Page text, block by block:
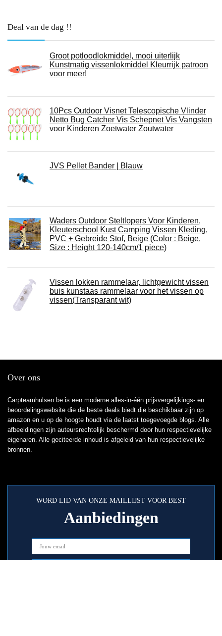
Deal van de dag !!
Groot potloodlokmiddel, mooi uiterlijk
Kunstmatig vissenlokmiddel Kleurrijk patroon
voor meer!
10Pcs Outdoor Visnet Telescopische Vlinder
Netto Bug Catcher Vis Schepnet Vis Vangsten
voor Kinderen Zoetwater Zoutwater
JVS Pellet Bander | Blauw
Waders Outdoor Steltlopers Voor Kinderen,
Kleuterschool Kust Camping Vissen Kleding,
PVC + Gebreide Stof, Beige (Color : Beige,
Size : Height 120-140cm/1 piece)
Vissen lokken rammelaar, lichtgewicht vissen
buis kunstaas rammelaar voor het vissen op
vissen(Transparant wit)
Over ons
Carpteamhulsen.be is een moderne alles-in-één prijsvergelijkings- en
beoordelingswebsite die de beste deals biedt die beschikbaar zijn op
amazon en u op de hoogte houdt via de laatst toegevoegde blogs. Alle
afbeeldingen zijn auteursrechtelijk beschermd door hun respectievelijke
eigenaren. Alle geciteerde inhoud is afgeleid van hun respectievelijke
bronnen.
WORD LID VAN ONZE MAILLIJST VOOR BEST
Aanbiedingen